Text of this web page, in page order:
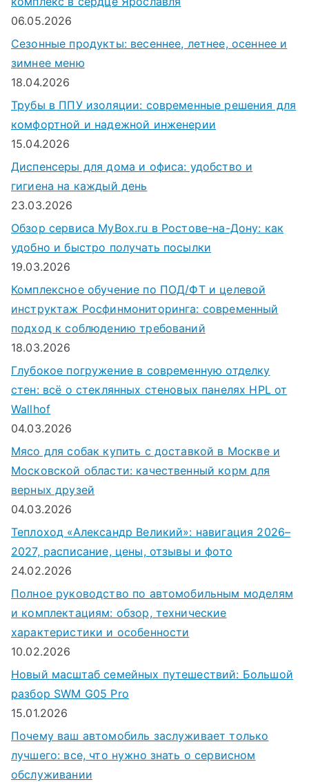
06.05.2026
Сезонные продукты: весеннее, летнее, осеннее и
зимнее меню
18.04.2026
Трубы в ППУ изоляции: современные решения для
комфортной и надежной инженерии
15.04.2026
Диспенсеры для дома и офиса: удобство и
гигиена на каждый день
23.03.2026
Обзор сервиса MyBox.ru в Ростове-на-Дону: как
удобно и быстро получать посылки
19.03.2026
Комплексное обучение по ПОД/ФТ и целевой
инструктаж Росфинмониторинга: современный
подход к соблюдению требований
18.03.2026
Глубокое погружение в современную отделку
стен: всё о стеклянных стеновых панелях HPL от
Wallhof
04.03.2026
Мясо для собак купить с доставкой в Москве и
Московской области: качественный корм для
верных друзей
04.03.2026
Теплоход «Александр Великий»: навигация 2026–
2027, расписание, цены, отзывы и фото
24.02.2026
Полное руководство по автомобильным моделям
и комплектациям: обзор, технические
характеристики и особенности
10.02.2026
Новый масштаб семейных путешествий: Большой
разбор SWM G05 Pro
15.01.2026
Почему ваш автомобиль заслуживает только
лучшего: все, что нужно знать о сервисном
обслуживании